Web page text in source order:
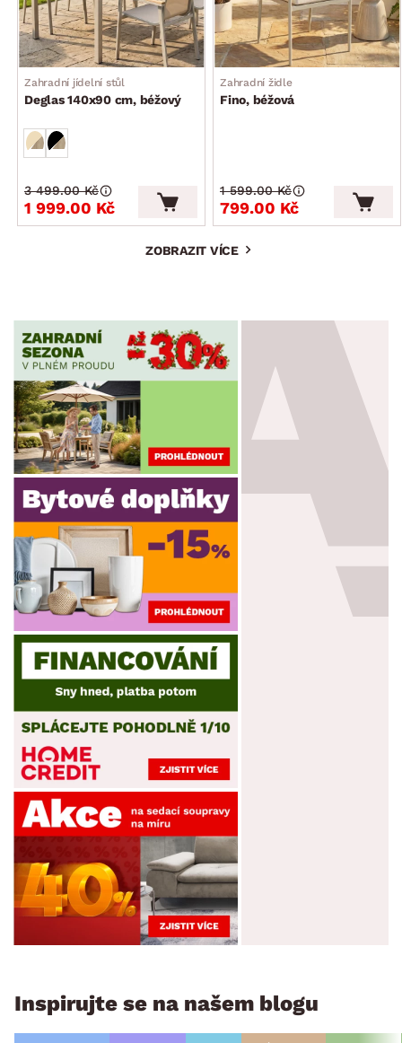
Zahradní jídelní stůl
Deglas 140x90 cm, béžový
1 999.00 Kč
3 499.00 Kč
Zahradní židle
Fino, béžová
799.00 Kč
1 599.00 Kč
ZOBRAZIT VÍCE
Inspirujte se na našem blogu